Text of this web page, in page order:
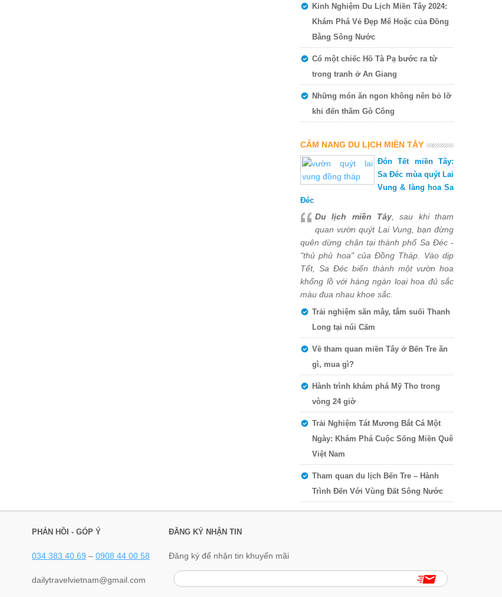
Kinh Nghiệm Du Lịch Miền Tây 2024:
Khám Phá Vẻ Đẹp Mê Hoặc của Đồng
Bằng Sông Nước
Có một chiếc Hồ Tà Pạ bước ra từ
trong tranh ở An Giang
Những món ăn ngon không nên bỏ lỡ
khi đến thăm Gò Công
CẨM NANG DU LỊCH MIỀN TÂY
Đón Tết miền Tây:
Sa Đéc mùa quýt Lai
Vung & làng hoa Sa
Đéc
Du lịch miền Tây , sau khi tham
quan vườn quýt Lai Vung, bạn đừng
quên dừng chân tại thành phố Sa Đéc -
"thủ phủ hoa" của Đồng Tháp. Vào dịp
Tết, Sa Đéc biến thành một vườn hoa
khổng lồ với hàng ngàn loại hoa đủ sắc
màu đua nhau khoe sắc.
Trải nghiệm săn mây, tắm suối Thanh
Long tại núi Cấm
Về tham quan miền Tây ở Bến Tre ăn
gì, mua gì?
Hành trình khám phá Mỹ Tho trong
vòng 24 giờ
Trải Nghiệm Tát Mương Bắt Cá Một
Ngày: Khám Phá Cuộc Sống Miền Quê
Việt Nam
Tham quan du lịch Bến Tre – Hành
Trình Đến Với Vùng Đất Sông Nước
PHẢN HỒI - GÓP Ý
034 383 40 69 – 0908 44 00 58
dailytravelvietnam@gmail.com
ĐĂNG KÝ NHẬN TIN
Đăng ký để nhận tin khuyến mãi